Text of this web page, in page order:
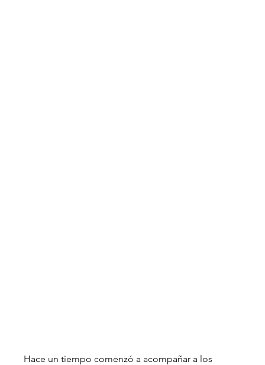
Hace un tiempo comenzó a acompañar a los